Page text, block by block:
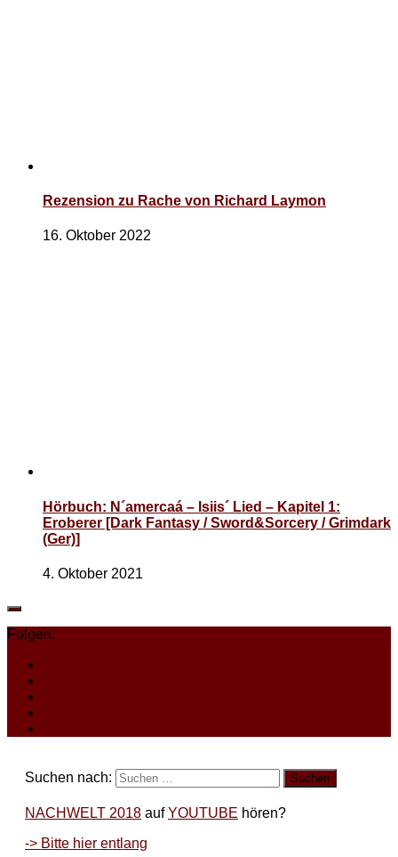
Rezension zu Rache von Richard Laymon
16. Oktober 2022
Hörbuch: N´amercaá – Isiis´ Lied – Kapitel 1:
Eroberer [Dark Fantasy / Sword&Sorcery / Grimdark
(Ger)]
4. Oktober 2021
Folgen:
Suchen nach:
NACHWELT 2018 aufYOUTUBE hören?
-> Bitte hier entlang